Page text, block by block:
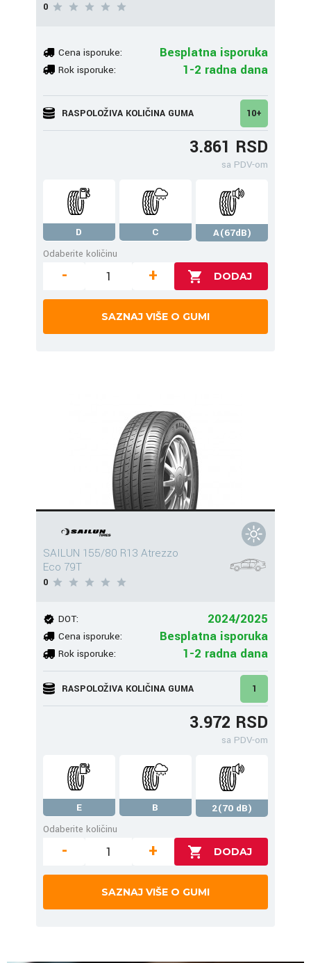
0
Cena isporuke: Besplatna isporuka
Rok isporuke: 1-2 radna dana
RASPOLOŽIVA KOLIČINA GUMA 10+
3.861 RSD
sa PDV-om
D C
A(67dB)
Odaberite količinu
- +
SAZNAJ VIŠE O GUMI
SAILUN 155/80 R13 Atrezzo
Eco 79T
0
DOT: 2024/2025
Cena isporuke: Besplatna isporuka
Rok isporuke: 1-2 radna dana
RASPOLOŽIVA KOLIČINA GUMA 1
3.972 RSD
sa PDV-om
E B
2(70 dB)
Odaberite količinu
- +
SAZNAJ VIŠE O GUMI